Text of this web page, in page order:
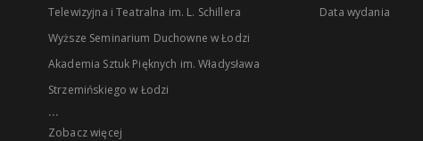
Telewizyjna i Teatralna im. L. Schillera
Wyższe Seminarium Duchowne w Łodzi
Akademia Sztuk Pięknych im. Władysława
Strzemińskiego w Łodzi
...
Zobacz więcej
Data wydania